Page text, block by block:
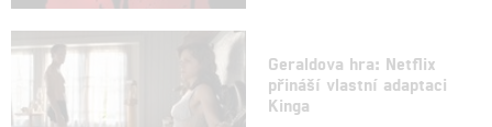
Geraldova hra: Netflix
přináší vlastní adaptaci
Kinga